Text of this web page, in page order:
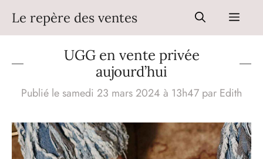
contenu
Le repère des ventes Menu
UGG en vente privée
aujourd’hui
Publié le samedi 23 mars 2024 à 13h47 par Edith